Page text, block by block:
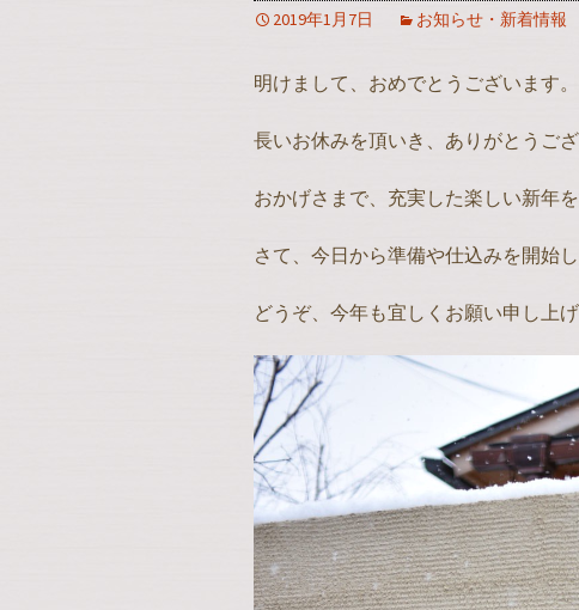
2019年1月7日 お知らせ・新着情報
明けまして、おめでとうございます。
長いお休みを頂いき、ありがとうござ
おかげさまで、充実した楽しい新年
さて、今日から準備や仕込みを開始
どうぞ、今年も宜しくお願い申し上げ